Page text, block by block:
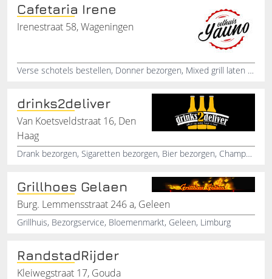
Cafetaria Irene
Irenestraat 58, Wageningen
Verse schotels bestellen, Donner bezorgen, Mixed grill laten bezorgen, Shoarma, Belegde broodjes, Pita bezorgen, Lamsvlees, Bezorging van eten, Steaks, Halal producten
drinks2deliver
Van Koetsveldstraat 16, Den
Haag
Drank bezorgen, Sigaretten bezorgen, Bier bezorgen, Champagne bezorgen, Wijn bezorgen, Bezorging van alcohol, Drank aan huis bezorging, Thuis bezorging, Frisdranken bezorgen, Bezorgdienst
Grillhoes Gelaen
Burg. Lemmensstraat 246 a, Geleen
Grillhuis, Bezorgservice, Bloemenmarkt, Geleen, Limburg
RandstadRijder
Kleiwegstraat 17, Gouda